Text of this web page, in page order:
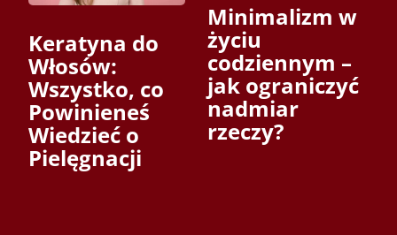
Keratyna do
Włosów:
Wszystko, co
Powinieneś
Wiedzieć o
Pielęgnacji
Minimalizm w
życiu
codziennym –
jak ograniczyć
nadmiar
rzeczy?